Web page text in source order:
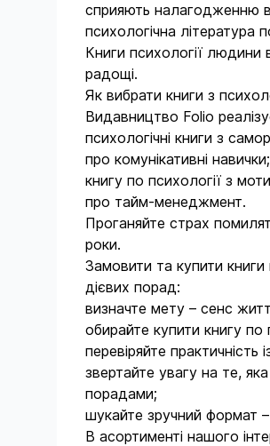
Великий роман
Великий роман-міні
Видання з паралельним
Винничук
Власний бізнес. Перший
Военные дневники
Воєнна проза
Воєнні щоденники
Города мира. Страны мира
Готический роман
Графіті
Граффити
Група крові
Дитяча енциклопедія
Арсен Аваков (Arsen
Артем Шевченко (Artem
Shevchenko)
Артур Конан Дойл (Arthur
П'єр Ассулін (Assulin P'ier)
Олександр Бабіч (Babich
Банді Шолтес (Bandy
Віталій Бирчак (Birchak
Борис Тинка (Borys Tynka)
Брем Стокер (Bram Stoker)
Брати Ґрімм (Brüder Grimm)
Чабуа Аміреджибі (Chabua
Amiredzhybi)
сприяють налагодженню
психологічна література
Книги психології
радощі.
Як вибрати книги з
Видавництво Folio
психологічні книги з
про комунікативні навички;
книгу по психології з
про тайм-менеджмент.
Проганяйте страх
роки.
Замовити та купити
дієвих порад:
визначте мету – сенс
обирайте купити книгу по
перевіряйте практичність
звертайте увагу на те,
порадами;
шукайте зручний формат –
В асортименті нашого